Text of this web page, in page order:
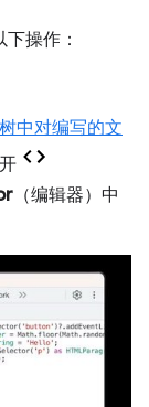
操作：
中对编写的文
（编辑器）中